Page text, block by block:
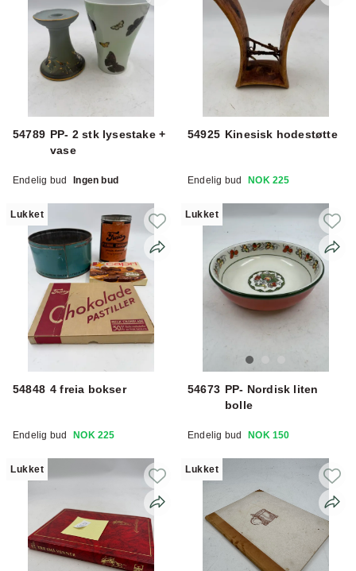
54789 PP- 2 stk lysestake +
vase
Endelig bud Ingen bud
54925 Kinesisk hodestøtte
Endelig bud NOK 225
Lukket
54848 4 freia bokser
Endelig bud NOK 225
Lukket
54673 PP- Nordisk liten
bolle
Endelig bud NOK 150
Lukket Lukket